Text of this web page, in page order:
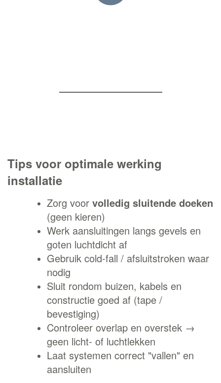
Tips voor optimale werking
installatie
Zorg voor volledig sluitende doeken
(geen kieren)
Werk aansluitingen langs gevels en
goten luchtdicht af
Gebruik cold-fall / afsluitstroken waar
nodig
Sluit rondom buizen, kabels en
constructie goed af (tape /
bevestiging)
Controleer overlap en overstek →
geen licht- of luchtlekken
Laat systemen correct "vallen" en
aansluiten